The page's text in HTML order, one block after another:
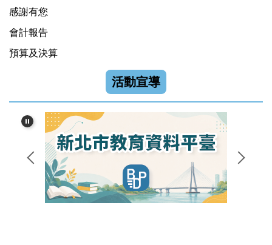
親師生平台
新北市課程計畫備查資源網
學習扶助方案科技化評量
中小學資訊素養與認知網
教育部臺灣台語動畫網
內政部警政署打詐儀錶板
感謝有您
會計報告
預算及決算
活動宣導